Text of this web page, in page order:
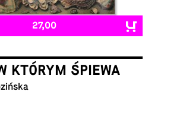
27,00
KTÓRYM ŚPIEWA